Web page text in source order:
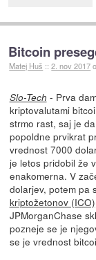
Bitcoin
Matej Huš ::2. nov 2017
Slo-Tech - Prva
kriptovalutami
strmo rast, saj je
popoldne prvikrat
vrednost 7000
je letos pridobil že
enakomerna. V
dolarjev, potem pa
kriptožetonov (ICO)
JPMorganChase
pozneje se je
se je vrednost